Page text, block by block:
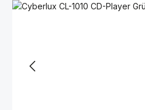
Bildergalerie überspringen